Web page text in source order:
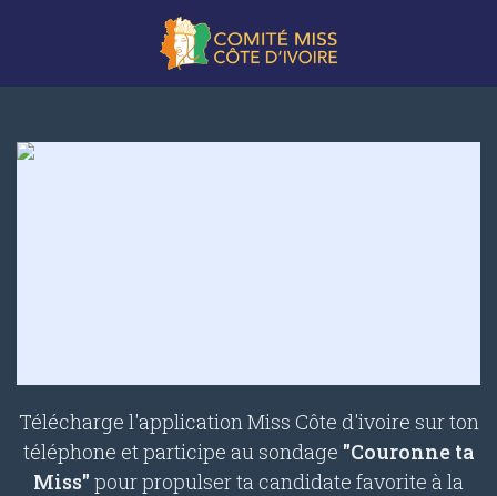
Télécharge l'application Miss Côte d'ivoire sur ton
téléphone et participe au sondage "Couronne ta
Miss" pour propulser ta candidate favorite à la